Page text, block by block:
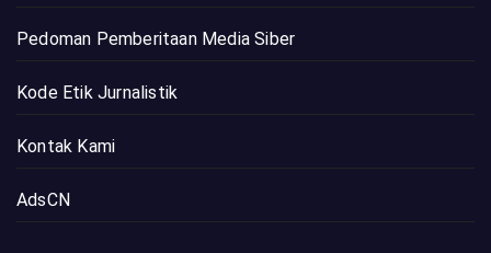
Pedoman Pemberitaan Media Siber
Kode Etik Jurnalistik
Kontak Kami
AdsCN